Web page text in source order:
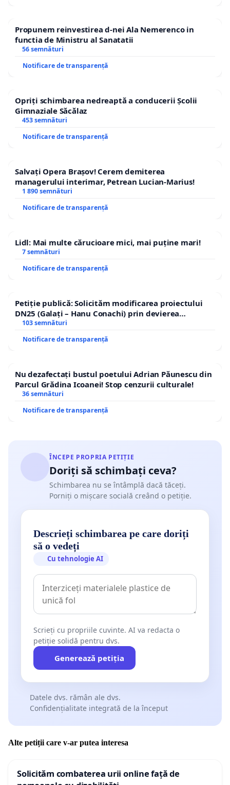
Propunem reinvestirea d-nei Ala Nemerenco in
functia de Ministru al Sanatatii
56 semnături
Notificare de transparență
Opriți schimbarea nedreaptă a conducerii Școlii
Gimnaziale Săcălaz
453 semnături
Notificare de transparență
Salvați Opera Brașov! Cerem demiterea
managerului interimar, Petrean Lucian-Marius!
1 890 semnături
Notificare de transparență
Lidl: Mai multe cărucioare mici, mai puține mari!
7 semnături
Notificare de transparență
Petiție publică: Solicităm modificarea proiectului
DN25 (Galați – Hanu Conachi) prin devierea
traseului în afara localităților!
103 semnături
Notificare de transparență
Nu dezafectați bustul poetului Adrian Păunescu din
Parcul Grădina Icoanei! Stop cenzurii culturale!
36 semnături
Notificare de transparență
ÎNCEPE PROPRIA PETIȚIE
Doriți să schimbați ceva?
Schimbarea nu se întâmplă dacă tăceți.
Porniți o mișcare socială creând o petiție.
Descrieți schimbarea pe care doriți
să o vedeți
Cu tehnologie AI
Scrieți cu propriile cuvinte. AI va redacta o
petiție solidă pentru dvs.
Generează petiția
Datele dvs. rămân ale dvs.
Confidențialitate integrată de la început
Alte petiții care v-ar putea interesa
Solicităm combaterea urii online față de